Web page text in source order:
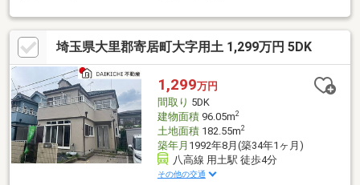
埼玉県大里郡寄居町大字用土 1,299万円 5DK
1,299万円
間取り 5DK
建物面積96.05m2
土地面積182.55m2
築年月 1992年8月(築34年1ヶ月)
八高線 用土駅 徒歩4分
その他の交通